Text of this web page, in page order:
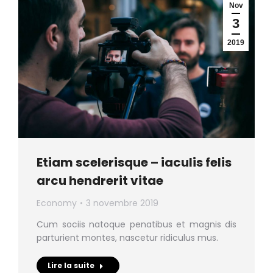
Nov
3
2019
Etiam scelerisque – iaculis felis
arcu hendrerit vitae
Economy
3 novembre 2019
Cum sociis natoque penatibus et magnis dis
parturient montes, nascetur ridiculus mus.
Lire la suite